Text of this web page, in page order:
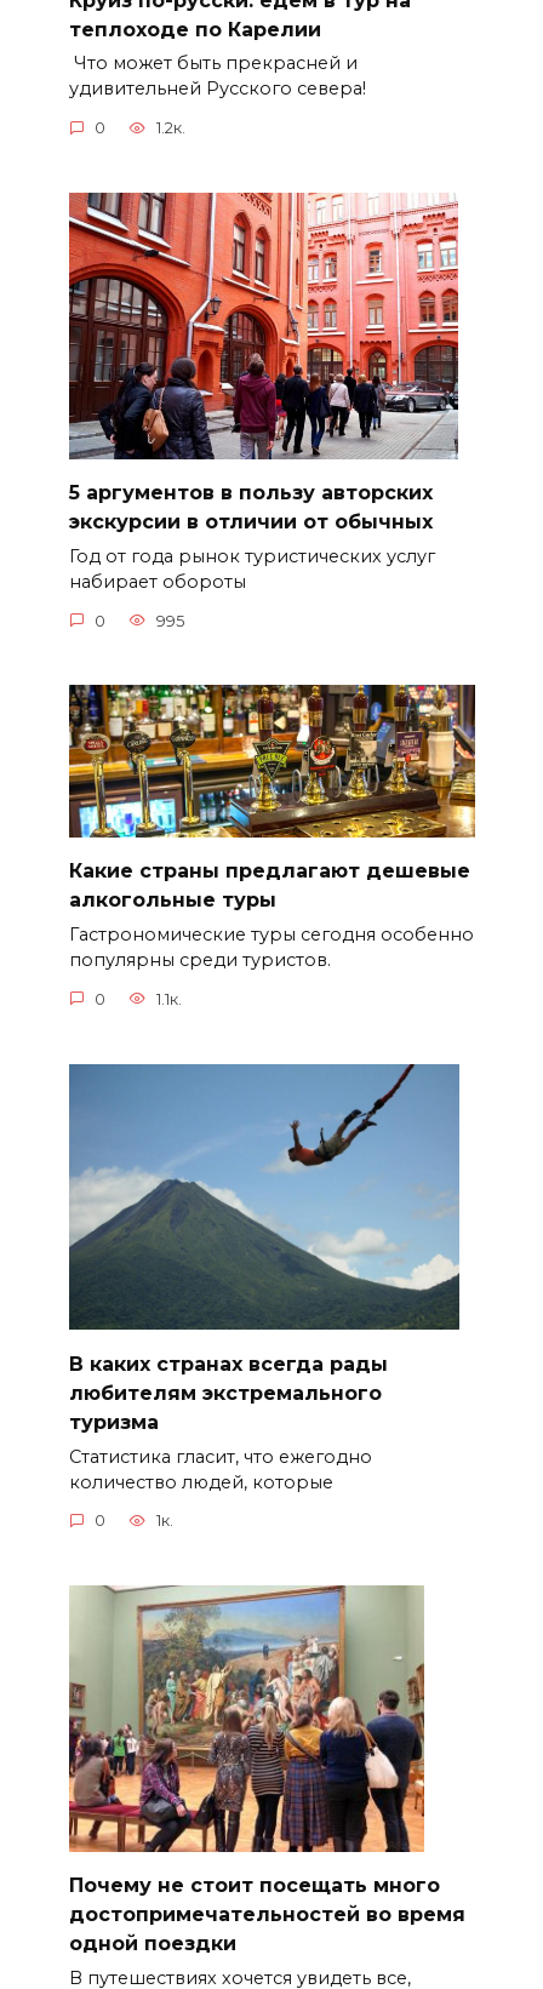
теплоходе по Карелии
Что может быть прекрасней и
удивительней Русского севера!
0 1.2к.
5 аргументов в пользу авторских
экскурсии в отличии от обычных
Год от года рынок туристических услуг
набирает обороты
0 995
Какие страны предлагают дешевые
алкогольные туры
Гастрономические туры сегодня особенно
популярны среди туристов.
0 1.1к.
В каких странах всегда рады
любителям экстремального
туризма
Статистика гласит, что ежегодно
количество людей, которые
0 1к.
Почему не стоит посещать много
достопримечательностей во время
одной поездки
В путешествиях хочется увидеть все,